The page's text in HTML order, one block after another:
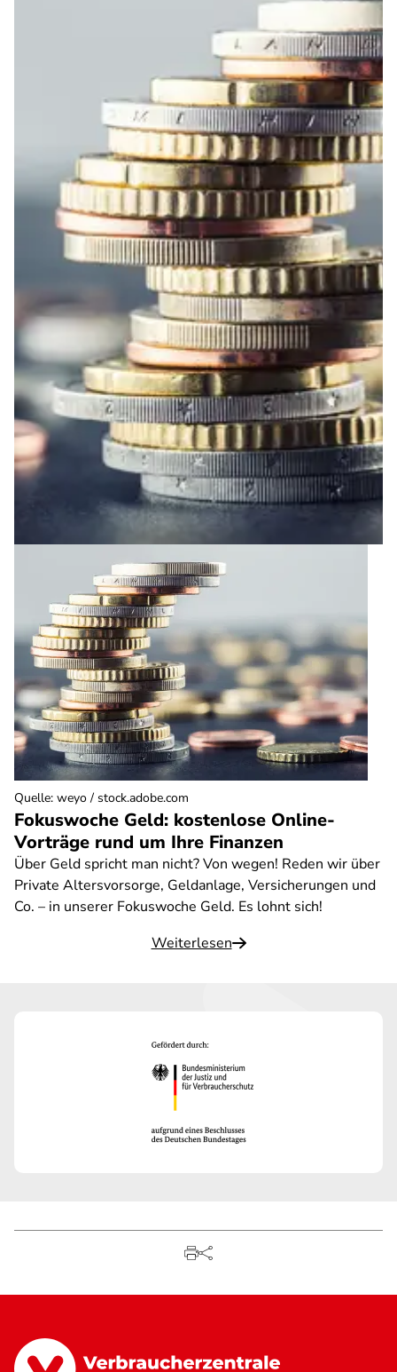
Fokuswoche Geld: kostenlose Online-
Vorträge rund um Ihre Finanzen
Über Geld spricht man nicht? Von wegen! Reden wir über
Private Altersvorsorge, Geldanlage, Versicherungen und
Co. – in unserer Fokuswoche Geld. Es lohnt sich!
Weiterlesen
Quelle: weyo / stock.adobe.com